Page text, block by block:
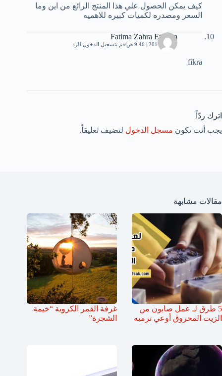
كيف يمكن الحصول علي هذا المنتج الرائع من اين وما
السعر ومصدره لكميات كبيره للاهميه
Fatima Zahra Ettayea
1 مايو، 2014 | 9:46 ص قم بتسجيل الدخول للرد
fikra
اترك ردّاً
يجب أنت تكون مسجل الدخول لتضيف تعليقاً.
مقالات مشابهة
5 طرق لـ عمل صابون من
الزيت المحروق أوعي ترميه
غرفة القمر الكروية “خيمة
الشجرة”